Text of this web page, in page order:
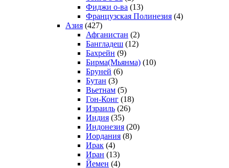
Фиджи о-ва (13)
Французская Полинезия (4)
Азия (427)
Афганистан (2)
Бангладеш (12)
Бахрейн (9)
Бирма(Мьянма) (10)
Бруней (6)
Бутан (3)
Вьетнам (5)
Гон-Конг (18)
Израиль (26)
Индия (35)
Индонезия (20)
Иордания (8)
Ирак (4)
Иран (13)
Йемен (4)